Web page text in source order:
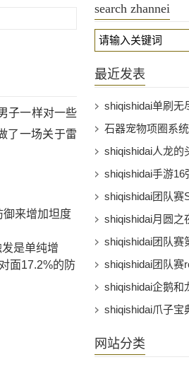
子一样对一些
了一场关于雷
御来增加坦度
是单纯增
面17.2%的防
search zhannei
最近发表
shiqishidai单刷无
石器宠物项圈系统
shiqishidai人龙的
shiqishidai手游16
shiqishidai团队赛
shiqishidai月圆之
shiqishidai团队赛
shiqishidai团队赛
shiqishidai企鹅和
shiqishidai爪子宝
网站分类